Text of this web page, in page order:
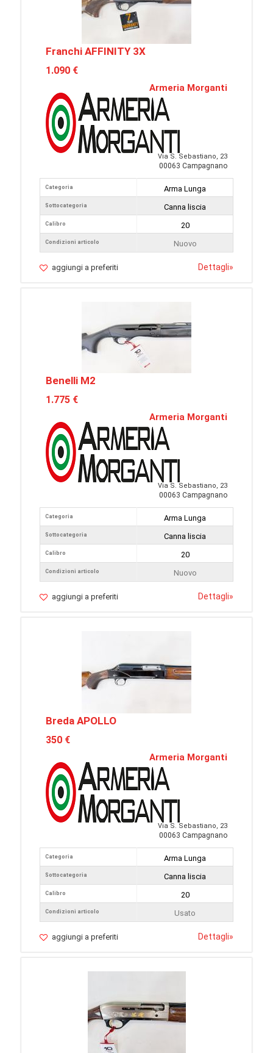
Franchi AFFINITY 3X
1.090 €
Armeria Morganti
Via S. Sebastiano, 23
00063 Campagnano
Categoria
Sottocategoria
Calibro
Condizioni articolo
Arma Lunga
Canna liscia
20
Nuovo
aggiungi a preferiti Dettagli»
Benelli M2
1.775 €
Armeria Morganti
Via S. Sebastiano, 23
00063 Campagnano
Categoria
Sottocategoria
Calibro
Condizioni articolo
Arma Lunga
Canna liscia
20
Nuovo
aggiungi a preferiti Dettagli»
Breda APOLLO
350 €
Armeria Morganti
Via S. Sebastiano, 23
00063 Campagnano
Categoria
Sottocategoria
Calibro
Condizioni articolo
Arma Lunga
Canna liscia
20
Usato
aggiungi a preferiti Dettagli»